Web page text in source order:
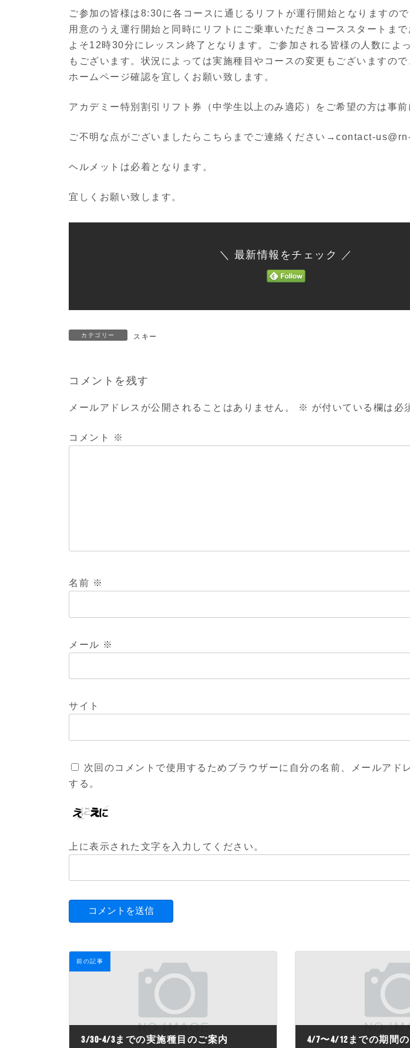
ご参加の皆様は8:30に各コースに通じるリフトが運行開始となりますの
用意のうえ運行開始と同時にリフトにご乗車いただきコーススタートま
よそ12時30分にレッスン終了となります。ご参加される皆様の人数によ
もございます。状況によっては実施種目やコースの変更もございますの
ホームページ確認を宜しくお願い致します。
アカデミー特別割引リフト券（中学生以上のみ適応）をご希望の方は事前
ご不明な点がございましたらこちらまでご連絡ください→contact-
ヘルメットは必着となります。
宜しくお願い致します。
＼ 最新情報をチェック ／
カテゴリー スキー
コメントを残す
メールアドレスが公開されることはありません。 ※ が付いている欄は必
コメント ※
名前 ※
メール ※
サイト
次回のコメントで使用するためブラウザーに自分の名前、メールアド
する。
上に表示された文字を入力してください。
前の記事
3/30-4/3までの実施種目のご案内